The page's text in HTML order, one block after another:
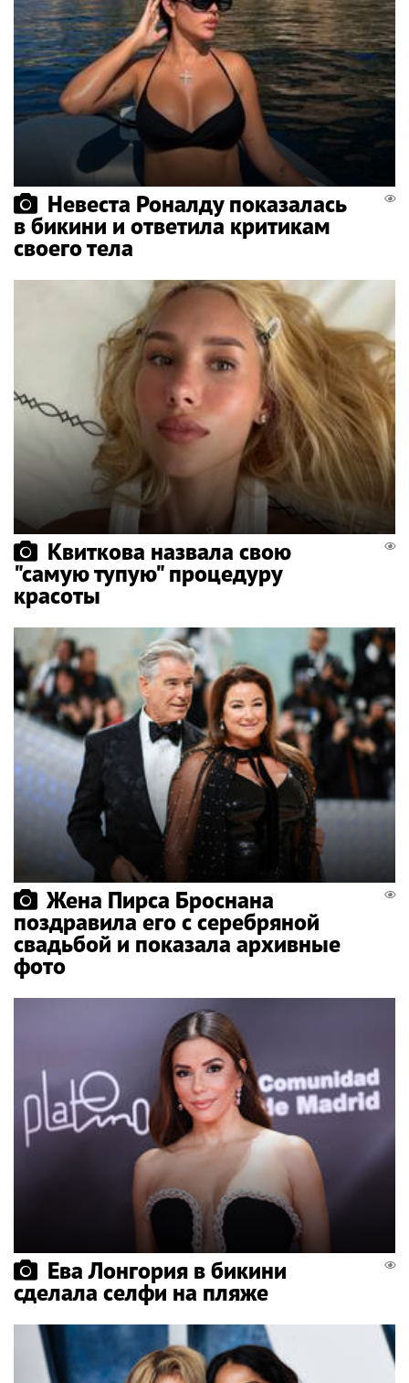
Невеста Роналду показалась
в бикини и ответила критикам
своего тела
Квиткова назвала свою
"самую тупую" процедуру
красоты
Жена Пирса Броснана
поздравила его с серебряной
свадьбой и показала архивные
фото
Ева Лонгория в бикини
сделала селфи на пляже